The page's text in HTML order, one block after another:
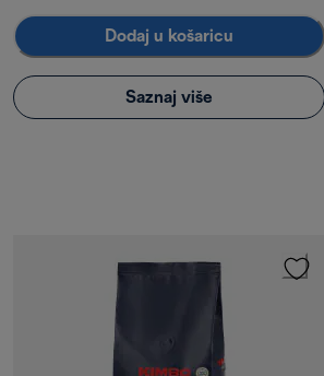
Dodaj u košaricu
Saznaj više